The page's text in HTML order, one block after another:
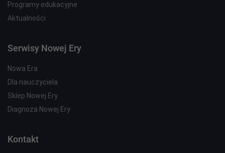
Programy edukacyjne
Aktualności
Serwisy Nowej Ery
Nowa Era
Dla nauczyciela
Sklep Nowej Ery
Diagnoza Nowej Ery
Kontakt